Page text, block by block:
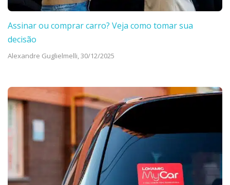
Assinar ou comprar carro? Veja como tomar sua
decisão
Alexandre Guglielmelli,30/12/2025